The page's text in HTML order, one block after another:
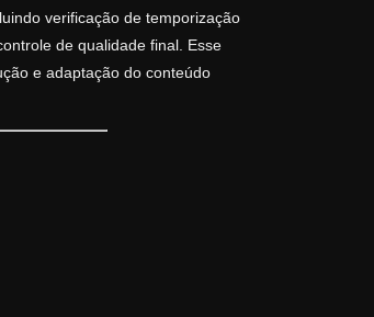
verificação de temporização
de qualidade final. Esse
e adaptação do conteúdo